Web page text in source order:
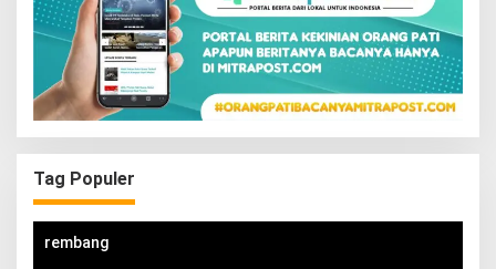
Tag Populer
rembang